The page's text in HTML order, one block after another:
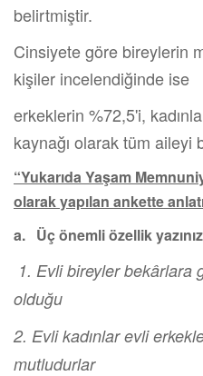
belirtmiştir.
Cinsiyete göre bireylerin
kişiler incelendiğinde ise
erkeklerin %72,5'i,
kaynağı olarak tüm aileyi
“Yukarıda Yaşam
olarak yapılan ankette
a. Üç önemli özellik
1. Evli bireyler bekârlara
olduğu
2. Evli kadınlar evli
mutludurlar